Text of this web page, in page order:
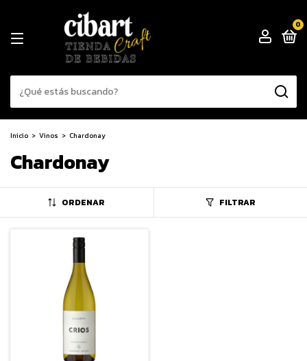
0
Inicio > Vinos > Chardonay
Chardonay
ORDENAR FILTRAR